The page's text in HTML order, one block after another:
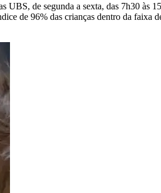
de segunda a sexta, das 7h30 às
de 96% das crianças dentro da faixa